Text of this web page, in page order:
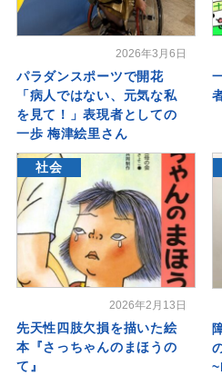
2026年3月6日
パラダンスポーツで開花
「病人ではない、元気な私
を見て！」表現者としての
一歩 梅津絵里さん
社会
2026年2月13日
先天性四肢欠損を描いた絵
本『さっちゃんのまほうの
て』